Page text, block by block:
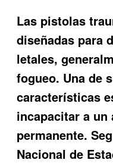
Las pistolas
diseñadas para
letales,
fogueo. Una de
características
incapacitar a un
permanente.
Nacional de